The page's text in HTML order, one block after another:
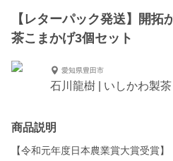
【レターパック発送】開拓
茶こまかげ3個セット
愛知県豊田市
石川龍樹 | いしかわ製茶
商品説明
【令和元年度日本農業賞大賞受賞】